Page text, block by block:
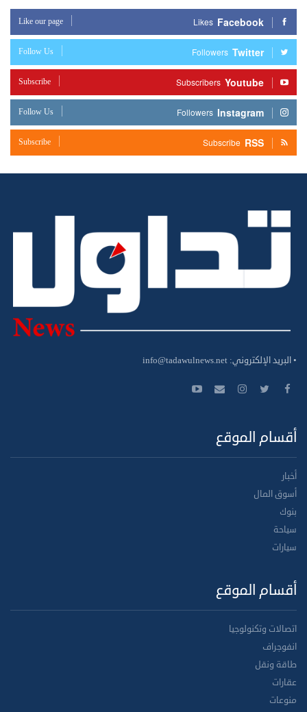
Facebook
Likes
Like our page
Twitter
Followers
Follow Us
Youtube
Subscribers
Subscribe
Instagram
Followers
Follow Us
RSS
Subscribe
Subscribe
• البريد الإلكتروني: info@tadawulnews.net
أقسام الموقع
أخبار
أسوق المال
بنوك
سياحة
سيارات
أقسام الموقع
اتصالات وتكنولوجيا
انفوجراف
طاقة ونقل
عقارات
منوعات